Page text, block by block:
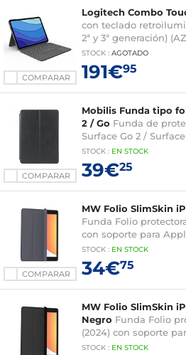
COMPARAR
Logitech Combo
con teclado
2ª y 3ª generación)
STOCK : AGOTADO
191€95
COMPARAR
Mobilis Funda tipo
2 / Go Funda de
Surface Go 2 /
STOCK : EN STOCK
39€25
COMPARAR
MW Folio SlimSkin
Funda Folio
con soporte para
STOCK : EN STOCK
34€75
MW Folio SlimSkin
Negro Funda Folio
(2024) con soporte
STOCK : EN STOCK